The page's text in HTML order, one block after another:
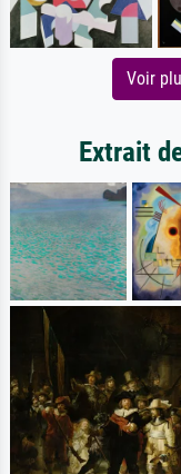
Voir
Extrait